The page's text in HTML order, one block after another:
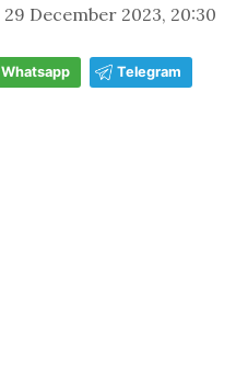
29 December 2023, 20:30
Whatsapp Telegram